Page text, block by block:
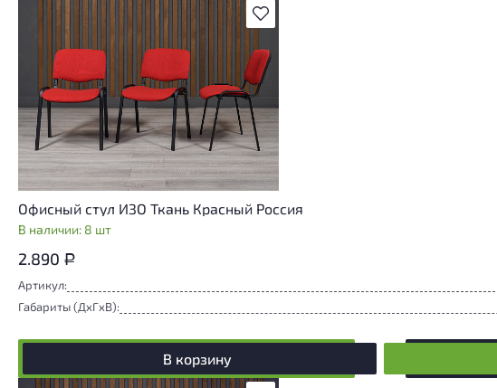
В избранное
Офисный стул ИЗО Ткань Красный Россия
В наличии: 8 шт
2.890 Р
Артикул:
Габариты (ДxГxВ):
В корзину